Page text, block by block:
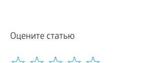
Оцените статью